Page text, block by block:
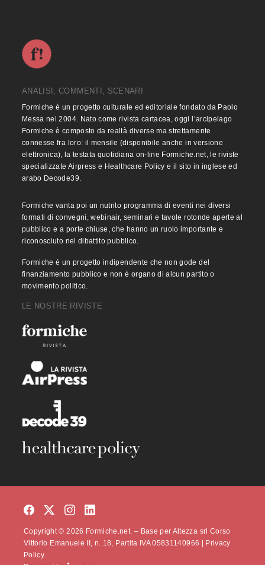
ANALISI, COMMENTI, SCENARI
Formiche è un progetto culturale ed editoriale fondato da Paolo
Messa nel 2004. Nato come rivista cartacea, oggi l’arcipelago
Formiche è composto da realtà diverse ma strettamente
connesse fra loro: il mensile (disponibile anche in versione
elettronica), la testata quotidiana on-line Formiche.net, le riviste
specializzate Airpress e Healthcare Policy e il sito in inglese ed
arabo Decode39.
Formiche vanta poi un nutrito programma di eventi nei diversi
formati di convegni, webinair, seminari e tavole rotonde aperte al
pubblico e a porte chiuse, che hanno un ruolo importante e
riconosciuto nel dibattito pubblico.
Formiche è un progetto indipendente che non gode del
finanziamento pubblico e non è organo di alcun partito o
movimento politico.
LE NOSTRE RIVISTE
Copyright © 2026 Formiche.net. – Base per Altezza srl Corso
Vittorio Emanuele II, n. 18, Partita IVA 05831140966 |
Privacy
Policy.